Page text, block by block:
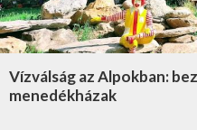
Vízválság az Alpokban:
menedékházak